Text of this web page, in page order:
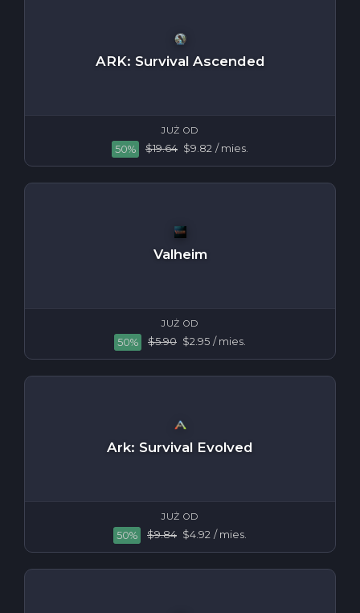
ARK: Survival Ascended
JUŻ OD
50% $19.64 $9.82 / mies.
Valheim
JUŻ OD
50% $5.90 $2.95 / mies.
Ark: Survival Evolved
JUŻ OD
50% $9.84 $4.92 / mies.